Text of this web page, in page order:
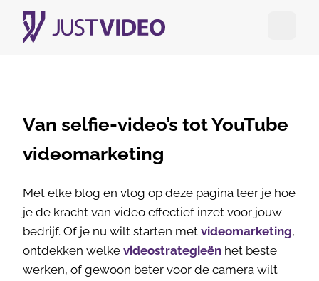
Van selfie-video’s tot YouTube
videomarketing
Met elke blog en vlog op deze pagina leer je hoe
je de kracht van video effectief inzet voor jouw
bedrijf. Of je nu wilt starten met videomarketing,
ontdekken welke videostrategieën het beste
werken, of gewoon beter voor de camera wilt